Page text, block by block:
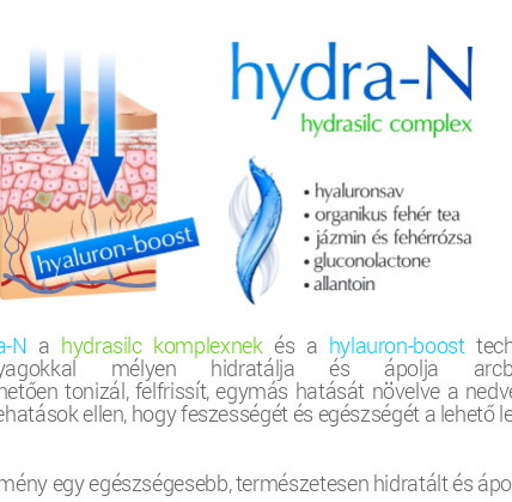
N a hydrasilc komplexnekés a hylauron-boost
mélyen hidratálja és ápolja
tonizál, felfrissít, egymás hatását növelve a
ellen, hogy feszességét és egészségét a lehető
egy egészségesebb, természetesen hidratált és